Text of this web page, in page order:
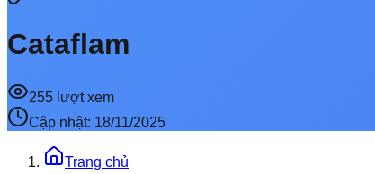
Cataflam
255 lượt xem
Cập nhật: 18/11/2025
Trang chủ